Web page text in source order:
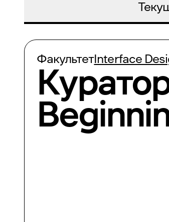
ФакультетInterface